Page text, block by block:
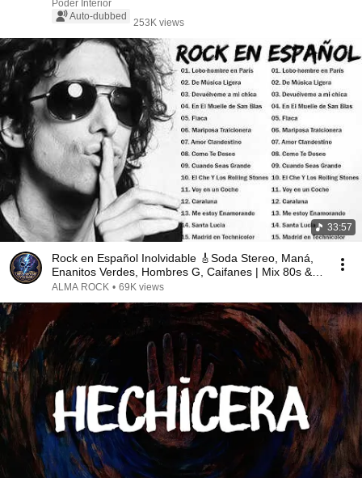
Poder Interior
Auto-dubbed
253K views
33:57
Rock en Español Inolvidable 🎸Soda Stereo, Maná,
Enanitos Verdes, Hombres G, Caifanes | Mix 80s &
90s
ALMA ROCK • 69K views